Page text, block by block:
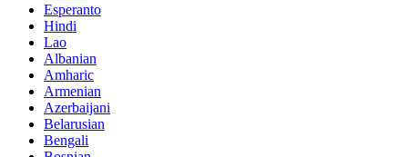
Esperanto
Hindi
Lao
Albanian
Amharic
Armenian
Azerbaijani
Belarusian
Bengali